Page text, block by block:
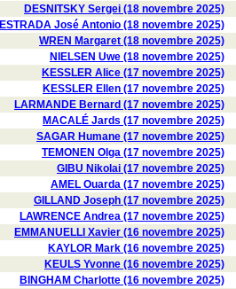
DESNITSKY Sergei (18 novembre 2025)
ESTRADA José Antonio (18 novembre 2025)
WREN Margaret (18 novembre 2025)
NIELSEN Uwe (18 novembre 2025)
KESSLER Alice (17 novembre 2025)
KESSLER Ellen (17 novembre 2025)
LARMANDE Bernard (17 novembre 2025)
MACALÉ Jards (17 novembre 2025)
SAGAR Humane (17 novembre 2025)
TEMONEN Olga (17 novembre 2025)
GIBU Nikolai (17 novembre 2025)
AMEL Ouarda (17 novembre 2025)
GILLAND Joseph (17 novembre 2025)
LAWRENCE Andrea (17 novembre 2025)
EMMANUELLI Xavier (16 novembre 2025)
KAYLOR Mark (16 novembre 2025)
KEULS Yvonne (16 novembre 2025)
BINGHAM Charlotte (16 novembre 2025)